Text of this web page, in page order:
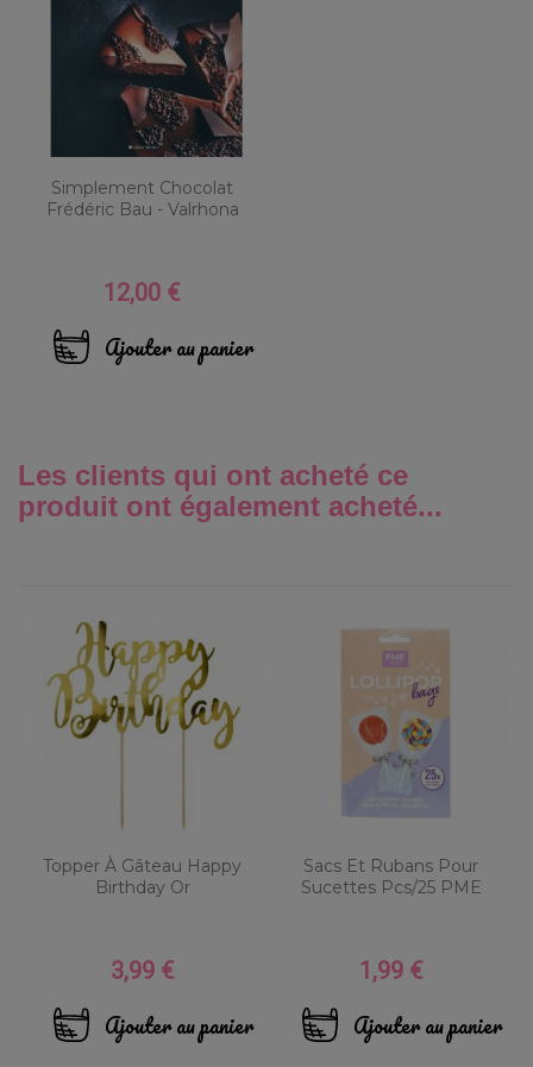
Simplement Chocolat
Frédéric Bau - Valrhona
Prix
12,00 €
Ajouter au panier
Les clients qui ont acheté ce
produit ont également acheté...
Topper À Gâteau Happy
Birthday Or
Prix
3,99 €
Ajouter au panier
Sacs Et Rubans Pour
Sucettes Pcs/25 PME
Prix
1,99 €
Ajouter au panier